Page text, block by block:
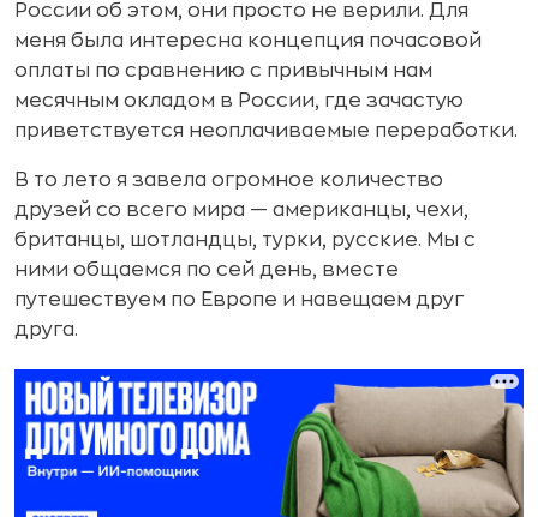
России об этом, они просто не верили. Для
меня была интересна концепция почасовой
оплаты по сравнению с привычным нам
месячным окладом в России, где зачастую
приветствуется неоплачиваемые переработки.
В то лето я завела огромное количество
друзей со всего мира — американцы, чехи,
британцы, шотландцы, турки, русские. Мы с
ними общаемся по сей день, вместе
путешествуем по Европе и навещаем друг
друга.